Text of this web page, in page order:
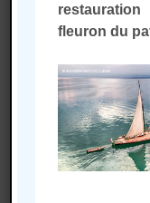
Pour une
Donne
Générale.
Une
fleuron du